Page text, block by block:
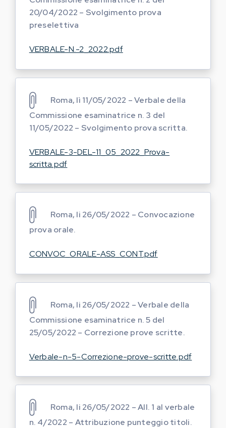
20/04/2022 – Svolgimento prova
preselettiva
VERBALE-N.-2_2022.pdf
Roma, lì 11/05/2022 – Verbale della
Commissione esaminatrice n. 3 del
11/05/2022 – Svolgimento prova scritta.
VERBALE-3-DEL-11_05_2022_Prova-
scritta.pdf
Roma, li 26/05/2022 – Convocazione
prova orale.
CONVOC_ORALE-ASS_CONT.pdf
Roma, li 26/05/2022 – Verbale della
Commissione esaminatrice n. 5 del
25/05/2022 – Correzione prove scritte.
Verbale-n-5-Correzione-prove-scritte.pdf
Roma, li 26/05/2022 – All. 1 al verbale
n. 4/2022 – Attribuzione punteggio titoli.